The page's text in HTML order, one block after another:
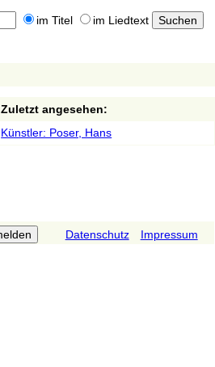
im Titel im Liedtext
Zuletzt angesehen:
Künstler: Poser, Hans
Datenschutz Impressum